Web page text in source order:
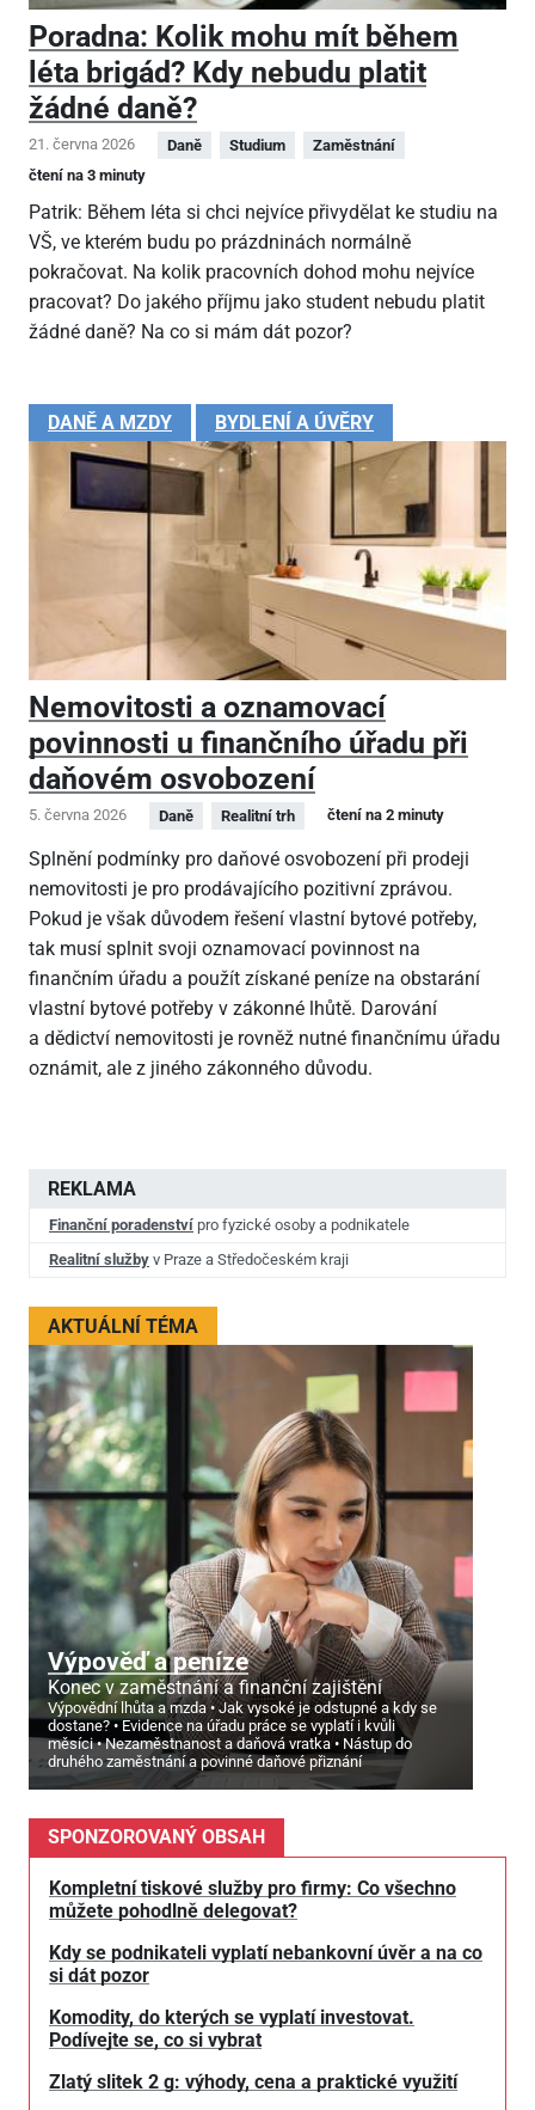
Poradna: Kolik mohu mít během
léta brigád? Kdy nebudu platit
žádné daně?
21. června 2026 Daně Studium
Zaměstnání
čtení na 3 minuty
Patrik: Během léta si chci nejvíce přivydělat ke studiu na
VŠ, ve kterém budu po prázdninách normálně
pokračovat. Na kolik pracovních dohod mohu nejvíce
pracovat? Do jakého příjmu jako student nebudu platit
žádné daně? Na co si mám dát pozor?
DANĚ A MZDY BYDLENÍ A ÚVĚRY
Nemovitosti a oznamovací
povinnosti u finančního úřadu při
daňovém osvobození
5. června 2026 Daně Realitní trh čtení na 2 minuty
Splnění podmínky pro daňové osvobození při prodeji
nemovitosti je pro prodávajícího pozitivní zprávou.
Pokud je však důvodem řešení vlastní bytové potřeby,
tak musí splnit svoji oznamovací povinnost na
finančním úřadu a použít získané peníze na obstarání
vlastní bytové potřeby v zákonné lhůtě. Darování
a dědictví nemovitosti je rovněž nutné finančnímu úřadu
oznámit, ale z jiného zákonného důvodu.
REKLAMA
Finanční poradenství pro fyzické osoby a podnikatele
Realitní služby v Praze a Středočeském kraji
AKTUÁLNÍ TÉMA
Výpověď a peníze
Konec v zaměstnání a finanční zajištění
Výpovědní lhůta a mzda
Jak vysoké je odstupné a kdy se
dostane?
Evidence na úřadu práce se vyplatí i kvůli
měsíci
Nezaměstnanost a daňová vratka
Nástup do
druhého zaměstnání a povinné daňové přiznání
SPONZOROVANÝ OBSAH
Kompletní tiskové služby pro firmy: Co všechno
můžete pohodlně delegovat?
Kdy se podnikateli vyplatí nebankovní úvěr a na co
si dát pozor
Komodity, do kterých se vyplatí investovat.
Podívejte se, co si vybrat
Zlatý slitek 2 g: výhody, cena a praktické využití